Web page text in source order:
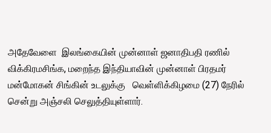
அதேவேளை இலங்கையின் முன்னாள் ஜனாதிபதி ரணில்
விக்கிரமசிங்க, மறைந்த இந்தியாவின் முன்னாள் பிரதமர்
மன்மோகன் சிங்கின் உடலுக்கு வெள்ளிக்கிழமை (27) நேரில்
சென்று அஞ்சலி செலுத்தியுள்ளார்.